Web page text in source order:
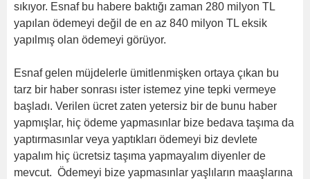
sıkıyor. Esnaf bu habere baktığı zaman 280 milyon TL
yapılan ödemeyi değil de en az 840 milyon TL eksik
yapılmış olan ödemeyi görüyor.
Esnaf gelen müjdelerle ümitlenmişken ortaya çıkan bu
tarz bir haber sonrası ister istemez yine tepki vermeye
başladı. Verilen ücret zaten yetersiz bir de bunu haber
yapmışlar, hiç ödeme yapmasınlar bize bedava taşıma da
yaptırmasınlar veya yaptıkları ödemeyi biz devlete
yapalım hiç ücretsiz taşıma yapmayalım diyenler de
mevcut. Ödemeyi bize yapmasınlar yaşlıların maaşlarına